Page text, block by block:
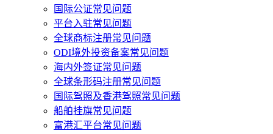
国际公证常见问题
平台入驻常见问题
全球商标注册常见问题
ODI境外投资备案常见问题
海内外签证常见问题
全球条形码注册常见问题
国际驾照及香港驾照常见问题
船舶挂旗常见问题
富港汇平台常见问题